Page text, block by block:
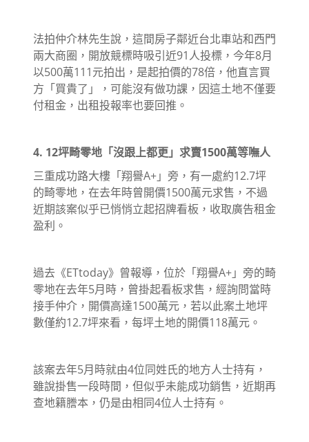
法拍仲介林先生說，這間房子鄰近台北車站和西門
兩大商圈，開放競標時吸引近91人投標，今年8月
以500萬111元拍出，是起拍價的78倍，他直言買
方「買貴了」，可能沒有做功課，因這土地不僅要
付租金，出租投報率也要回推。
4. 12坪畸零地「沒跟上都更」求賣1500萬等嘸人
三重成功路大樓「翔譽A+」旁，有一處約12.7坪
的畸零地，在去年時曾開價1500萬元求售，不過
近期該案似乎已悄悄立起招牌看板，收取廣告租金
盈利。
過去《ETtoday》曾報導，位於「翔譽A+」旁的畸
零地在去年5月時，曾掛起看板求售，經詢問當時
接手仲介，開價高達1500萬元，若以此案土地坪
數僅約12.7坪來看，每坪土地的開價118萬元。
該案去年5月時就由4位同姓氏的地方人士持有，
雖說掛售一段時間，但似乎未能成功銷售，近期再
查地籍謄本，仍是由相同4位人士持有。